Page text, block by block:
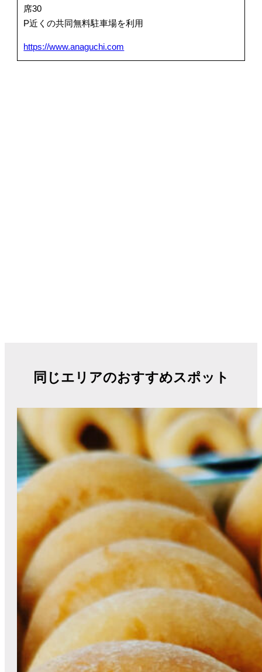
席30
P近くの共同無料駐車場を利用
https://www.anaguchi.com
同じエリアのおすすめスポット